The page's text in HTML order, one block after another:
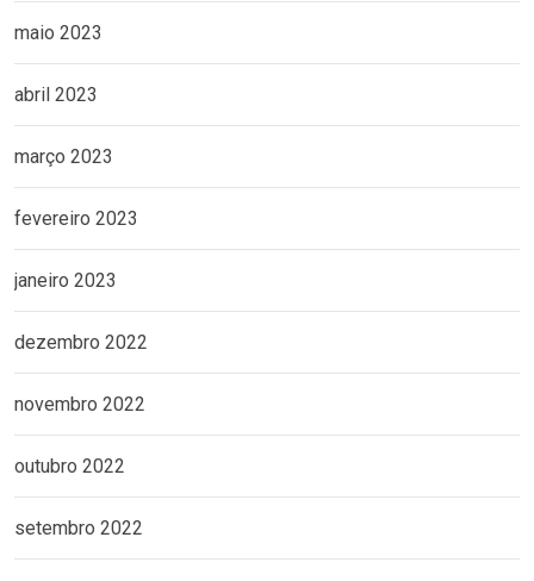
maio 2023
abril 2023
março 2023
fevereiro 2023
janeiro 2023
dezembro 2022
novembro 2022
outubro 2022
setembro 2022